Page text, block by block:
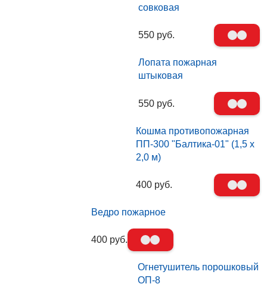
совковая
550 руб.
Лопата пожарная
штыковая
550 руб.
Кошма противопожарная
ПП-300 "Балтика-01" (1,5 х
2,0 м)
400 руб.
Ведро пожарное
400 руб.
Огнетушитель порошковый
ОП-8